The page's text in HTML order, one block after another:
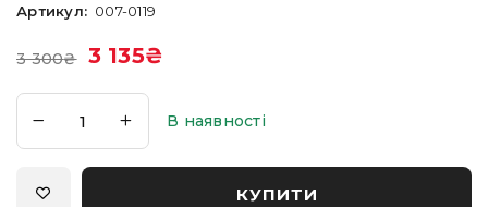
Артикул: 007-0119
3 300₴ 3 135₴
В наявності
КУПИТИ